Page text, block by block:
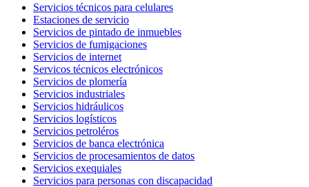
Servicios técnicos para celulares
Estaciones de servicio
Servicios de pintado de inmuebles
Servicios de fumigaciones
Servicios de internet
Servicos técnicos electrónicos
Servicios de plomería
Servicios industriales
Servicios hidráulicos
Servicios logísticos
Servicios petroléros
Servicios de banca electrónica
Servicios de procesamientos de datos
Servicios exequiales
Servicios para personas con discapacidad